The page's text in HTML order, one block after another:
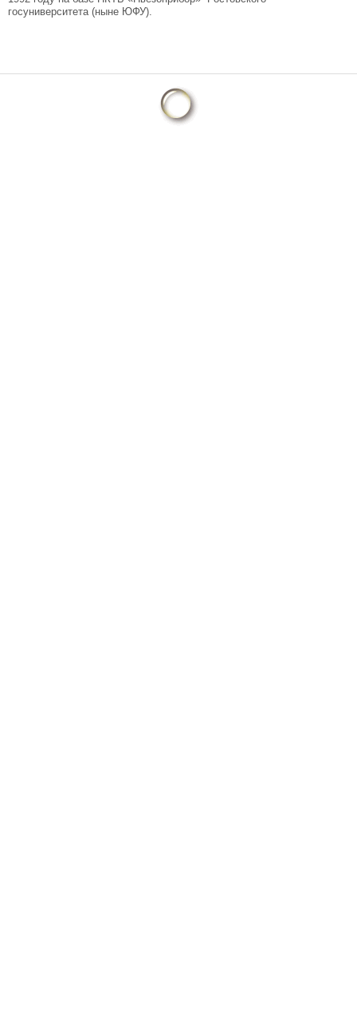
госуниверситета (ныне ЮФУ).